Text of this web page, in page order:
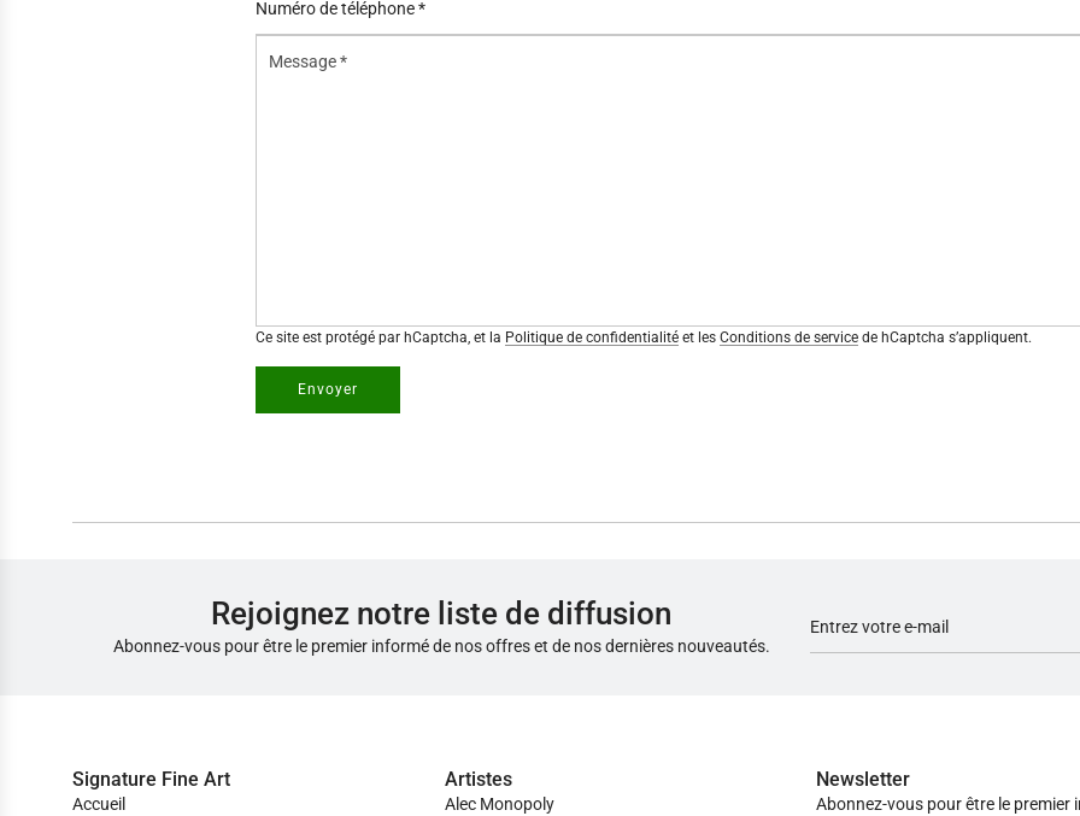
Ce site est protégé par hCaptcha, et la Politique de confidentialité et les Conditions de service de hCaptcha s’appliquent.
Envoyer
Rejoignez notre liste de diffusion
Abonnez-vous pour être le premier informé de nos offres et de nos dernières nouveautés.
Signature Fine Art
Accueil
Artistes
Alec Monopoly
Newsletter
Abonnez-vous pour être le premier